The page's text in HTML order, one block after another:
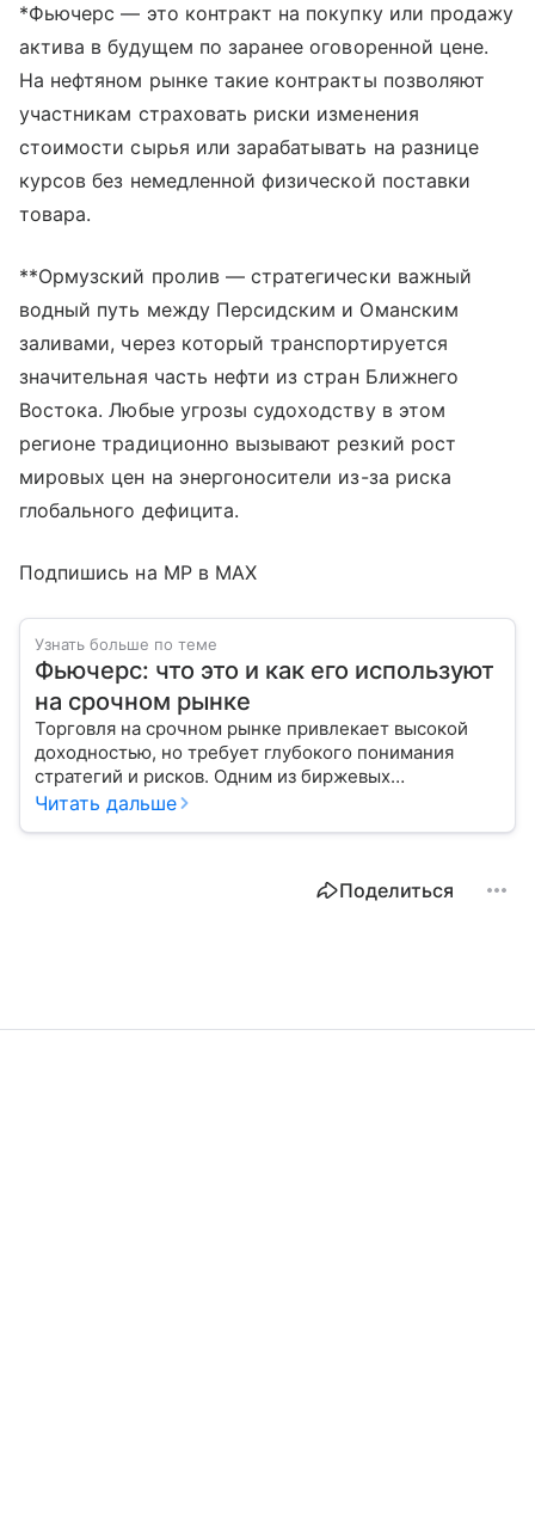
*Фьючерс — это контракт на покупку или продажу
актива в будущем по заранее оговоренной цене.
На нефтяном рынке такие контракты позволяют
участникам страховать риски изменения
стоимости сырья или зарабатывать на разнице
курсов без немедленной физической поставки
товара.
**Ормузский пролив — стратегически важный
водный путь между Персидским и Оманским
заливами, через который транспортируется
значительная часть нефти из стран Ближнего
Востока. Любые угрозы судоходству в этом
регионе традиционно вызывают резкий рост
мировых цен на энергоносители из-за риска
глобального дефицита.
Подпишись на MP в MAX
Узнать больше по теме
Фьючерс: что это и как его используют
на срочном рынке
Торговля на срочном рынке привлекает высокой
доходностью, но требует глубокого понимания
стратегий и рисков. Одним из биржевых
инструментов для краткосрочных инвестиций
Читать дальше
Поделиться